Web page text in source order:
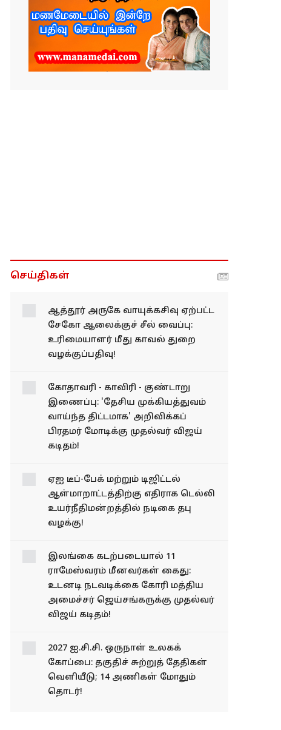
செய்திகள்
ஆத்தூர் அருகே வாயுக்கசிவு ஏற்பட்ட
சேகோ ஆலைக்குச் சீல் வைப்பு:
உரிமையாளர் மீது காவல் துறை
வழக்குப்பதிவு!
கோதாவரி - காவிரி -
குண்டாறு இணைப்பு:
'தேசிய முக்கியத்துவம்
வாய்ந்த திட்டமாக'
கடிதம்!
ஏஐ டீப்-பேக் மற்றும் டிஜிட்டல்
ஆள்மாறாட்டத்திற்கு எதிராக டெல்லி
வழக்கு!
இலங்கை கடற்படையால் 11
ராமேஸ்வரம் மீனவர்கள் கைது:
உடனடி நடவடிக்கை கோரி மத்திய
விஜய் கடிதம்!
2027 ஐ.சி.சி. ஒருநாள் உலகக்
கோப்பை: தகுதிச் சுற்றுத் தேதிகள்